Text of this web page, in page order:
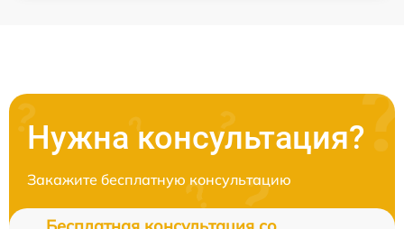
Нужна консультация?
Закажите бесплатную консультацию